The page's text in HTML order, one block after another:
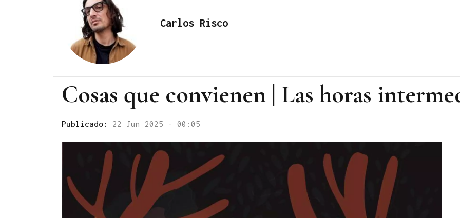
Carlos Risco
Cosas que convienen | Las horas
Publicado: 22 Jun 2025 - 00:05